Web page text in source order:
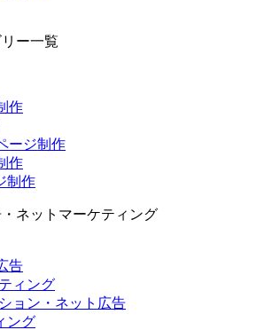
ー一覧
作
ージ制作
作
制作
ネットマーケティング
告
ィング
ョン・ネット広告
ング